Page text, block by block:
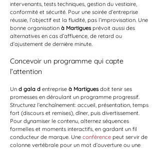
intervenants, tests techniques, gestion du vestiaire,
conformité et sécurité. Pour une soirée d’entreprise
réussie, l’objectif est la fluidité, pas l’improvisation. Une
bonne organisation à Martigues prévoit aussi des
alternatives en cas d’affluence, de retard ou
d’ajustement de dernière minute.
Concevoir un programme qui capte
l’attention
Un d gala d entreprise à Martigues doit tenir ses
promesses en déroulant un programme progressif.
Structurez l’enchaînement: accueil, présentation, temps
fort (discours et remises), dîner, puis divertissement.
Pour dynamiser le contenu, alternez séquences
formelles et moments interactifs, en gardant un fil
conducteur de marque. Une conférence peut servir de
colonne vertébrale pour un mot d’ouverture ou une